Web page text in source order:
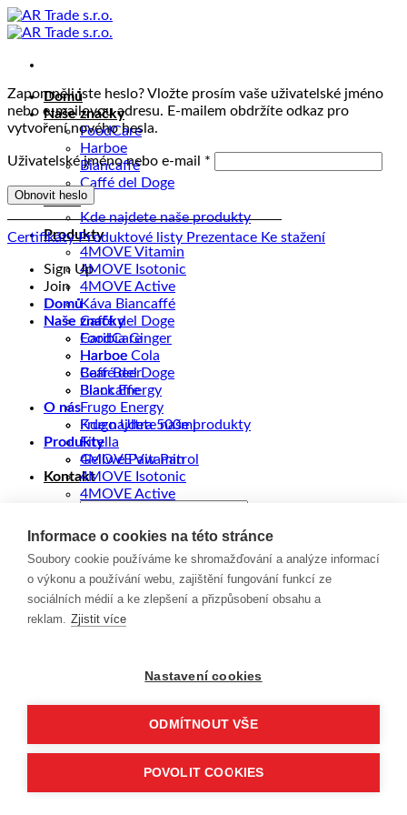
Přeskočit
na
Domů
Naše značky
FoodCare
Harboe
Biancaffé
Caffé del Doge
O nás
Kde najdete naše produkty
Produkty
4MOVE Vitamin
4MOVE Isotonic
4MOVE Active
Káva Biancaffé
Caffé del Doge
Caribia Ginger
Harboe Cola
Bear Beer
Black Energy
Frugo Energy
Frugo Ultra 500ml
Fitella
Gellwe Paw Patrol
Kontakt
Hledat:
Zapomněli jste heslo? Vložte prosím vaše uživatelské jméno
nebo e-mailovou adresu. E-mailem obdržíte odkaz pro
vytvoření nového hesla.
Uživatelské jméno nebo e-mail *
Obnovit heslo
Certifikáty Produktové listy Prezentace Ke stažení
Sign Up
Join
Domů
Naše značky
FoodCare
Harboe
Caffé del Doge
Biancaffe
O nás
Kde najdete naše produkty
Produkty
4MOVE Vitamin
4MOVE Isotonic
4MOVE Active
Caffé del Doge
Caribia Ginger
Harboe Cola
Bear Beer
Black Energy
Frugo Energy
FRUGO Ultra 500ml
Informace o cookies na této stránce
Soubory cookie používáme ke shromažďování a analýze informací
o výkonu a používání webu, zajištění fungování funkcí ze
sociálních médií a ke zlepšení a přizpůsobení obsahu a
reklam. Zjistit více
Nastavení cookies
ODMÍTNOUT VŠE
POVOLIT COOKIES